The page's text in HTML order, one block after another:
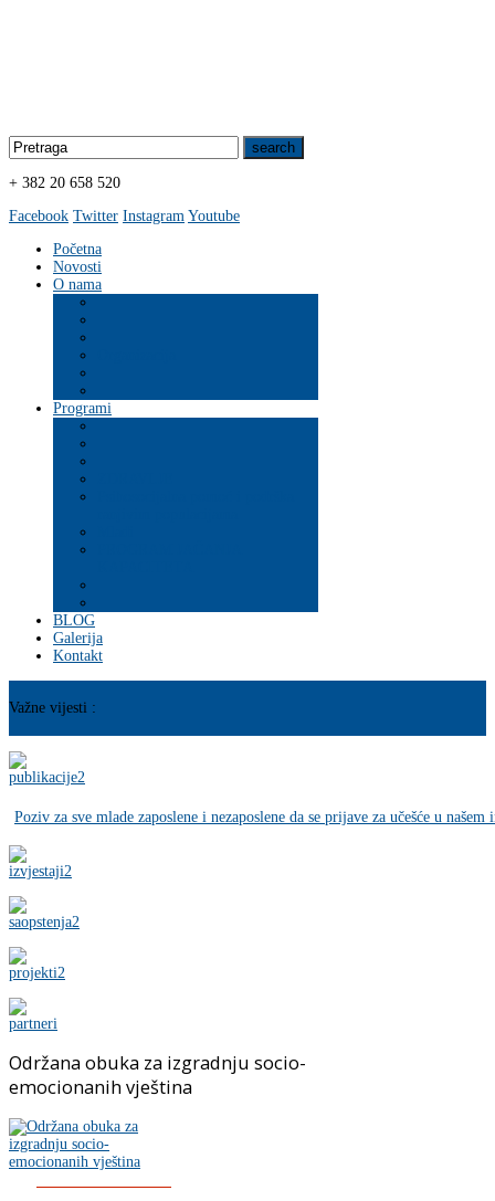
+ 382 20 658 520
Facebook Twitter Instagram Youtube
Početna
Novosti
O nama
Programi
BLOG
Galerija
Kontakt
Važne vijesti :
Poziv za sve mlade zaposlene i nezaposlene da se prijave za učešće u
Održana obuka za izgradnju socio-
emocionanih vještina